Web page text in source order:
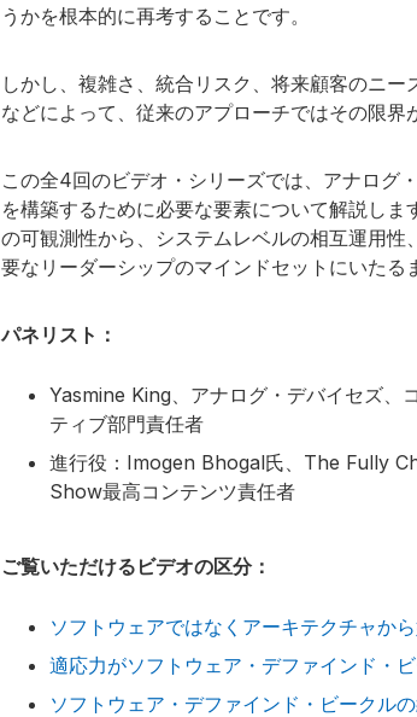
「登録する」をクリックすると
し、当社の プライバシーポリ
うかを根本的に再考することです。
しかし、複雑さ、統合リスク、将来顧客のニ
などによって、従来のアプローチではその限界
この全4回のビデオ・シリーズでは、アナログ
を構築するために必要な要素について解説し
の可観測性から、システムレベルの相互運用
要なリーダーシップのマインドセットにいたる
パネリスト：
Yasmine King、アナログ・デバイセズ、
ティブ部門責任者
進行役：Imogen Bhogal氏、The Fully
Show最高コンテンツ責任者
ご覧いただけるビデオの区分：
ソフトウェアではなくアーキテクチャか
適応力がソフトウェア・デファインド・
ソフトウェア・デファインド・ビークル